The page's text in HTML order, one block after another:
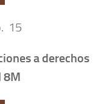
15
a derechos
8M